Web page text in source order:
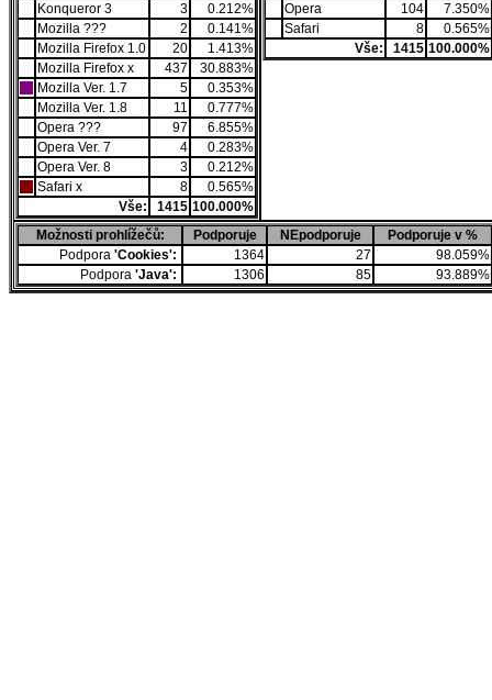
Konqueror 3
3
0.212%
Mozilla ???
2
0.141%
Mozilla Firefox 1.0
20
1.413%
Mozilla Firefox x
437
30.883%
Mozilla Ver. 1.7
5
0.353%
Mozilla Ver. 1.8
11
0.777%
Opera ???
97
6.855%
Opera Ver. 7
4
0.283%
Opera Ver. 8
3
0.212%
Safari x
8
0.565%
Vše:
1415 100.000%
Opera
104
7.350%
Safari
8
0.565%
Vše:
1415 100.000%
Možnosti prohlížečů: Podporuje NEpodporuje
Podporuje v %
Podpora 'Cookies': 1364 27
98.059%
Podpora 'Java': 1306 85 93.889%